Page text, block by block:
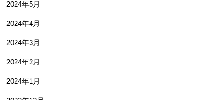
2024年5月
2024年4月
2024年3月
2024年2月
2024年1月